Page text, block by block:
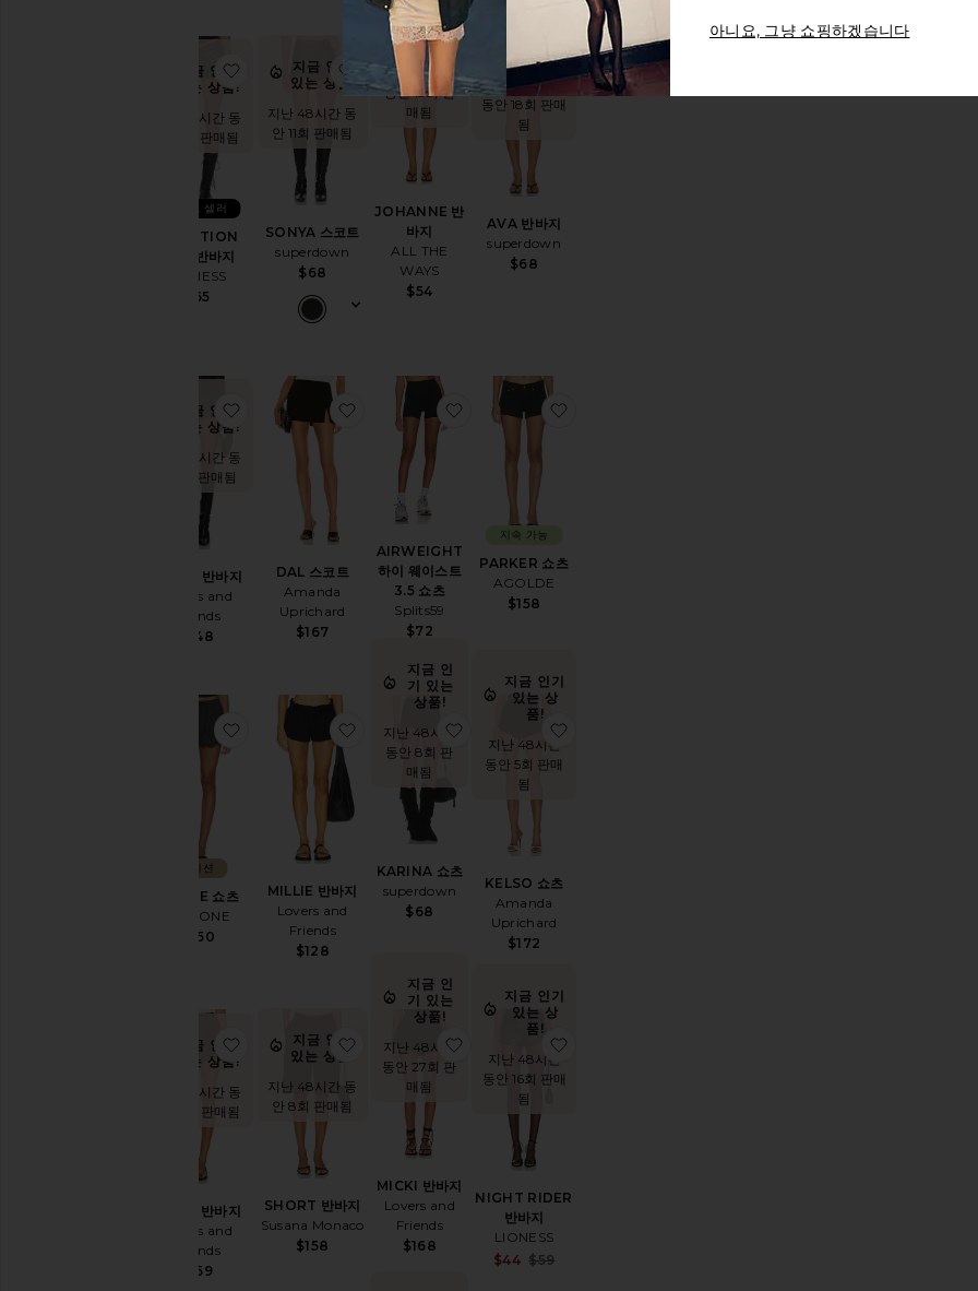
지금 인기
있는 상품!
지난 48시간 동
안 18회 판매됨
IN MOTION
MINI 반바지
LIONESS
$65
베스트 셀러
찜상품IN MOTION MINI 반바지
지금 인기
있는 상품!
지난 48시간 동
안 11회 판매됨
SONYA 스코트
superdown
$68
찜상품SONYA 스코트
지금 인
기 있는
상품!
지난 48시간
동안 13회 판
매됨
JOHANNE 반
바지
ALL THE
WAYS
$54
찜상품JOHANNE 반바지
품!
지난 48시간
동안 18회 판매
됨
AVA 반바지
superdown
$68
찜상품AVA 반바지
지금 인기
있는 상품!
지난 48시간 동
안 11회 판매됨
REESE 반바지
Lovers and
Friends
$148
찜상품REESE 반바지
DAL 스코트
Amanda
Uprichard
$167
찜상품DAL 스코트
AIRWEIGHT
하이 웨이스트
3.5 쇼츠
Splits59
$72
찜상품AIRWEIGHT 하이 웨이스트 3.5 쇼츠
PARKER 쇼츠
AGOLDE
$158
지속 가능
JENNIE 쇼츠
RE/DONE
$250
컬렉션
찜상품JENNIE 쇼츠
MILLIE 반바지
Lovers and
Friends
$128
찜상품MILLIE 반바지
지금 인
기 있는
상품!
지난 48시간
동안 8회 판
매됨
KARINA 쇼츠
superdown
$68
찜상품KARINA 쇼츠
지금 인기
있는 상
품!
지난 48시간
동안 5회 판매
됨
KELSO 쇼츠
Amanda
Uprichard
$172
지금 인기
있는 상품!
지난 48시간 동
안 10회 판매됨
JAMIE 반바지
Lovers and
Friends
$159
찜상품JAMIE 반바지
지금 인기
있는 상품!
지난 48시간 동
안 8회 판매됨
SHORT 반바지
Susana Monaco
$158
찜상품SHORT 반바지
지금 인
기 있는
상품!
지난 48시간
동안 27회 판
매됨
MICKI 반바지
Lovers and
Friends
$168
찜상품MICKI 반바지
지금 인기
있는 상
품!
지난 48시간
동안 16회 판매
됨
NIGHT RIDER
반바지
LIONESS
$44 $59
아니요, 그냥 쇼핑하겠습니다